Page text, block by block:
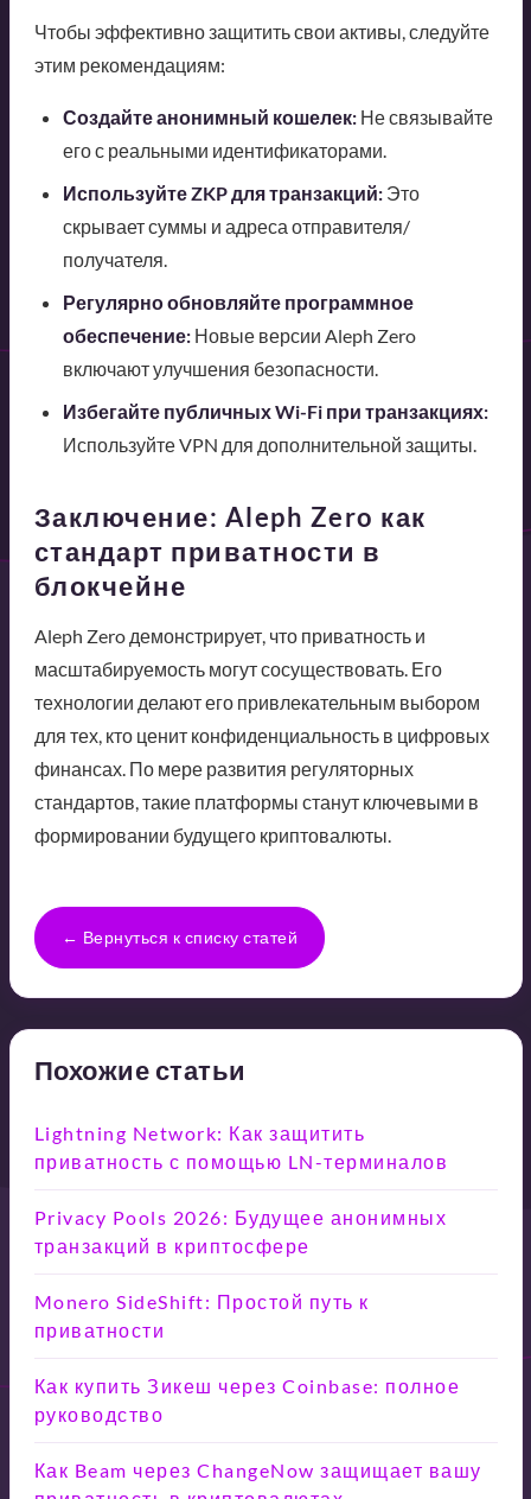
Чтобы эффективно защитить свои активы, следуйте
этим рекомендациям:
Создайте анонимный кошелек:Не связывайте
его с реальными идентификаторами.
Используйте ZKP для транзакций:Это
скрывает суммы и адреса отправителя/
получателя.
Регулярно обновляйте программное
обеспечение:Новые версии Aleph Zero
включают улучшения безопасности.
Избегайте публичных Wi-Fi при транзакциях:
Используйте VPN для дополнительной защиты.
Заключение: Aleph Zero как
стандарт приватности в
блокчейне
Aleph Zero демонстрирует, что приватность и
масштабируемость могут сосуществовать. Его
технологии делают его привлекательным выбором
для тех, кто ценит конфиденциальность в цифровых
финансах. По мере развития регуляторных
стандартов, такие платформы станут ключевыми в
формировании будущего криптовалюты.
← Вернуться к списку статей
Похожие статьи
Lightning Network: Как защитить
приватность с помощью LN-терминалов
Privacy Pools 2026: Будущее анонимных
транзакций в криптосфере
Monero SideShift: Простой путь к
приватности
Как купить Зикеш через Coinbase: полное
руководство
Как Beam через ChangeNow защищает вашу